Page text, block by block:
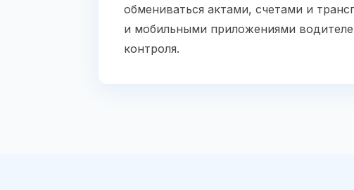
обмениваться актами, счетами и
и мобильными приложениями
контроля.